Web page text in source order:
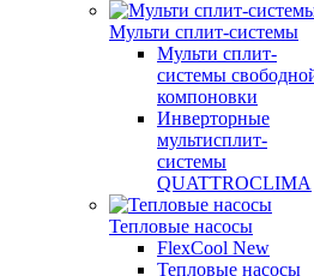
Мульти сплит-системы
Мульти сплит-
системы
компоновки
Инверторные
мультисплит-
системы
QUATTROCLIMA
Тепловые насосы
FlexCool New
Тепловые насосы